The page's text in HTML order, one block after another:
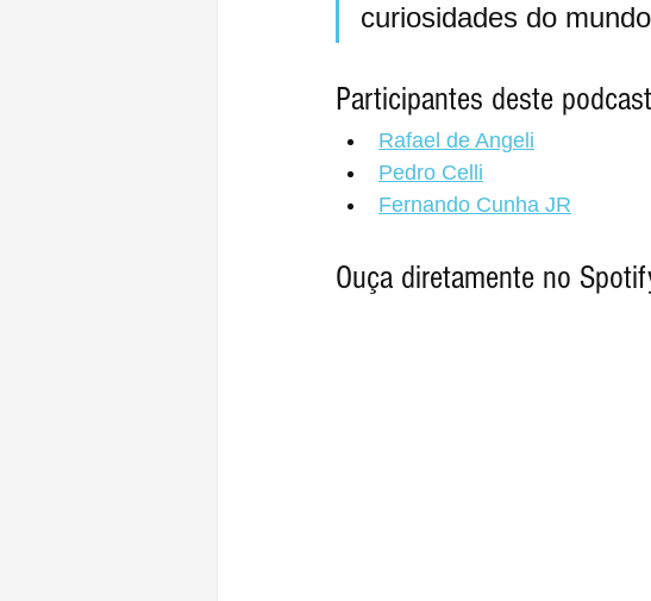
curiosidades do
Participantes deste
Rafael de Angeli
Pedro Celli
Fernando Cunha JR
Ouça diretamente no